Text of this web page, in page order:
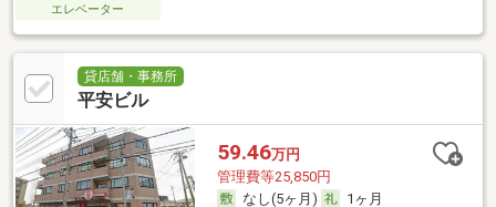
エレベーター
貸店舗・事務所
平安ビル
59.46万円
管理費等25,850円
なし(5ヶ月)
1ヶ月